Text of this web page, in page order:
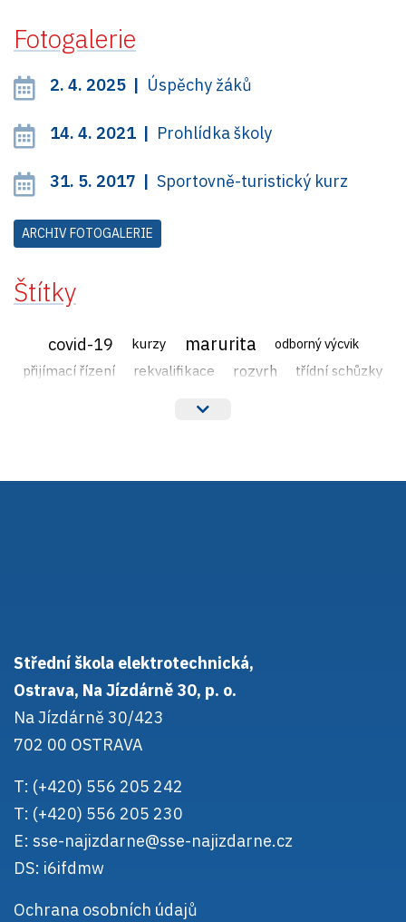
Fotogalerie
2. 4. 2025 | Úspěchy žáků
14. 4. 2021 | Prohlídka školy
31. 5. 2017 | Sportovně-turistický kurz
ARCHIV FOTOGALERIE
Štítky
covid-19 kurzy marurita odborný výcvik
přijímací řízení rekvalifikace rozvrh třídní schůzky
Střední škola elektrotechnická,
Ostrava, Na Jízdárně 30, p. o.
Na Jízdárně 30/423
702 00 OSTRAVA
T: (+420) 556 205 242
T: (+420) 556 205 230
E: sse-najizdarne@sse-najizdarne.cz
DS: i6ifdmw
Ochrana osobních údajů